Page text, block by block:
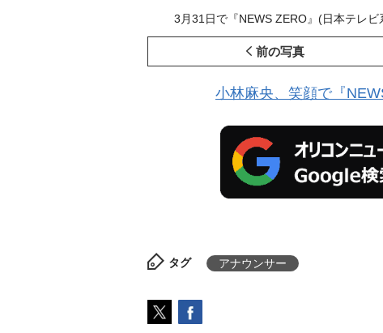
3月31日で『NEWS ZERO』(日本テレ
前の写真
小林麻央、笑顔で『
タグ アナウンサー